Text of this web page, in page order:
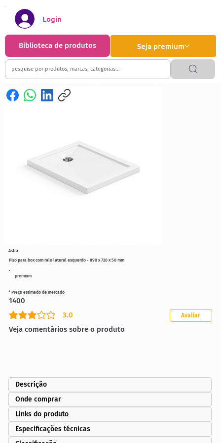
Seja premium
Biblioteca de produtos
Login
premium
Piso para box com ralo lateral esquerdo - 890 x 720 x 50 mm
3.0
classificação média é 3 de 5
Veja comentários sobre o produto
Avaliar
* Preço estimado de mercado
1400
Astra
Descrição
Onde comprar
Links do produto
Especificações técnicas